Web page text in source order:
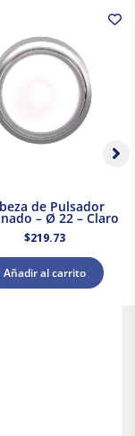
de Pulsador
– Ø 22 – Claro
$219.73
Añadir al carrito